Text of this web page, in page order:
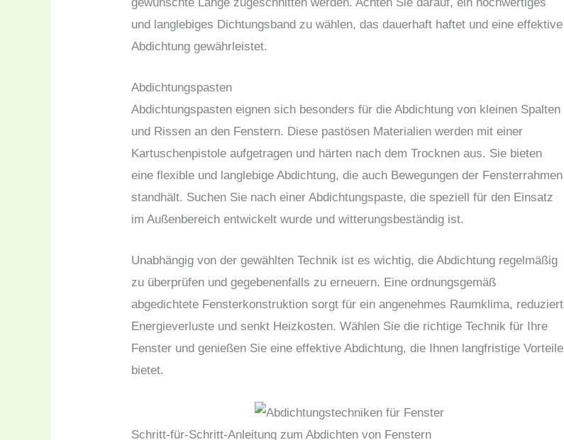
und langlebiges Dichtungsband zu wählen, das dauerhaft haftet und eine effektive
Abdichtung gewährleistet.
Abdichtungspasten
Abdichtungspasten eignen sich besonders für die Abdichtung von kleinen Spalten
und Rissen an den Fenstern. Diese pastösen Materialien werden mit einer
Kartuschenpistole aufgetragen und härten nach dem Trocknen aus. Sie bieten
eine flexible und langlebige Abdichtung, die auch Bewegungen der Fensterrahmen
standhält. Suchen Sie nach einer Abdichtungspaste, die speziell für den Einsatz
im Außenbereich entwickelt wurde und witterungsbeständig ist.
Unabhängig von der gewählten Technik ist es wichtig, die Abdichtung regelmäßig
zu überprüfen und gegebenenfalls zu erneuern. Eine ordnungsgemäß
abgedichtete Fensterkonstruktion sorgt für ein angenehmes Raumklima, reduziert
Energieverluste und senkt Heizkosten. Wählen Sie die richtige Technik für Ihre
Fenster und genießen Sie eine effektive Abdichtung, die Ihnen langfristige Vorteile
bietet.
Schritt-für-Schritt-Anleitung zum Abdichten von Fenstern